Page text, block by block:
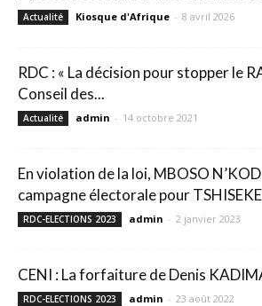
Actualité Kiosque d'Afrique - 8 avril 2026
RDC : « La décision pour stopper le
Conseil des...
Actualité admin - 14 octobre 2021
En violation de la loi, MBOSO
campagne électorale pour
RDC-ELECTIONS 2023 admin - 2 janvier 2023
CENI : La forfaiture de Denis
RDC-ELECTIONS 2023 admin - 23 août 2022